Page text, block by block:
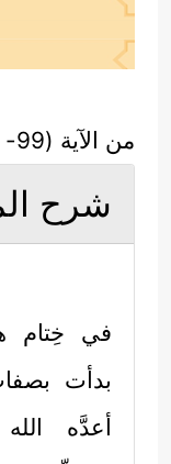
من الآية (99- 118)
شرح
في خِتام
بدأت
أعدَّه